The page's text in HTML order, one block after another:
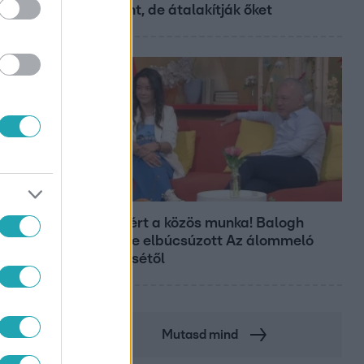
Központ, de átalakítják őket
Véget ért a közös munka! Balogh
Levente elbúcsúzott Az álommeló
győztesétől
Mutasd mind